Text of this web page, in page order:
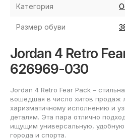
Категория
Размер обуви
Jordan 4 Retro
626969-030
Jordan 4 Retro Fear Pack –
вошедшая в число хитов продаж
харизматичному исполнению и
деталям. Эта пара отлично
ищущим универсальную,
города и спорта.